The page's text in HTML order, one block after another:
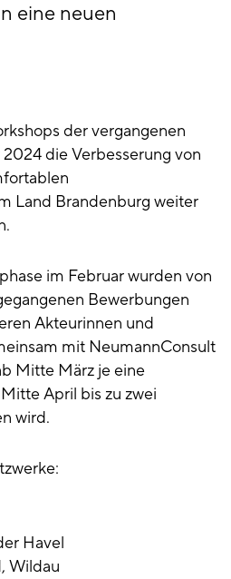
eine neuen
der vergangenen
die Verbesserung von
Land Brandenburg weiter
im Februar wurden von
Bewerbungen
Akteurinnen und
mit NeumannConsult
Mitte März je eine
April bis zu zwei
wird.
Havel
Wildau